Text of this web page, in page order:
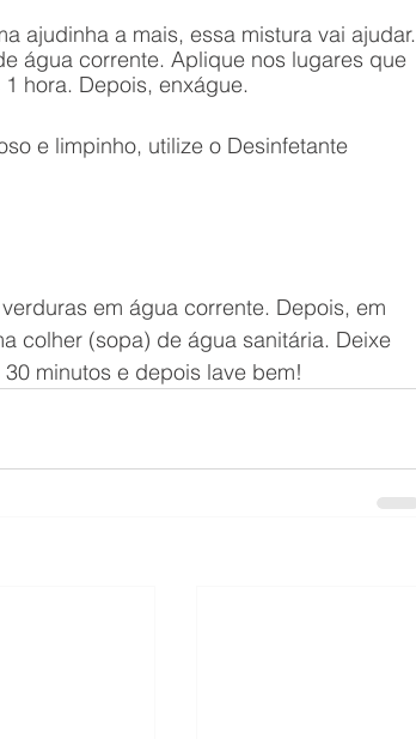
ajudinha a mais, essa mistura vai ajudar.
água corrente. Aplique nos lugares que
hora. Depois, enxágue.
e limpinho, utilize o Desinfetante
em água corrente. Depois, em
colher (sopa) de água sanitária. Deixe
minutos e depois lave bem!